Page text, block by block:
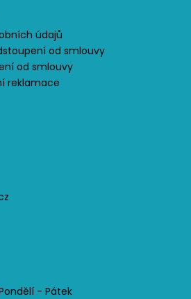
údajů
od smlouvy
od smlouvy
reklamace
- Pátek